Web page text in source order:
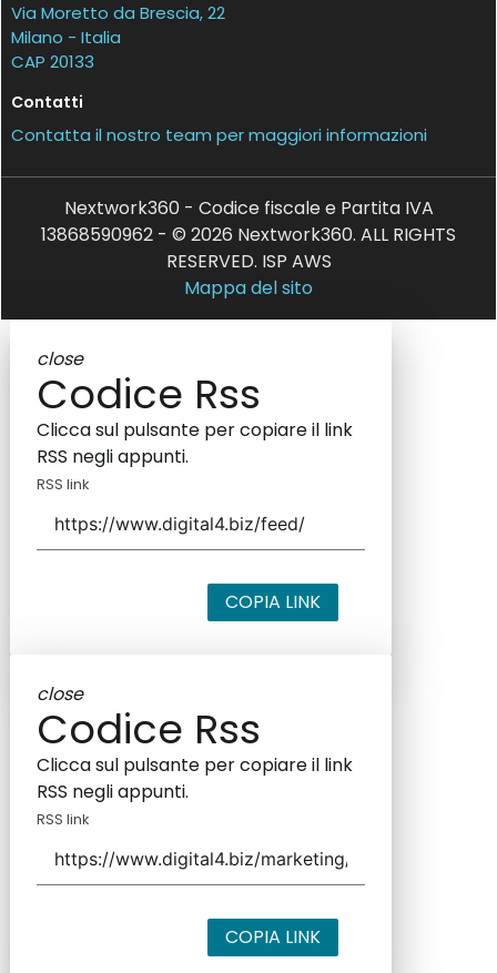
Via Moretto da Brescia, 22
Milano - Italia
CAP 20133
Contatti
Contatta il nostro team per maggiori informazioni
Nextwork360 - Codice fiscale e Partita IVA
13868590962 - © 2026 Nextwork360. ALL RIGHTS
RESERVED. ISP AWS
Mappa del sito
close
Codice Rss
Clicca sul pulsante per copiare il link
RSS negli appunti.
RSS link
COPIA LINK
close
Codice Rss
Clicca sul pulsante per copiare il link
RSS negli appunti.
RSS link
COPIA LINK